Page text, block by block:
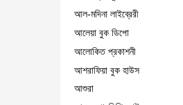
আল-মদিনা লাইব্রেরী
আলেয়া বুক ডিপো
আলোকিত প্রকাশনী
আশরাফিয়া বুক হাউস
আশুরা